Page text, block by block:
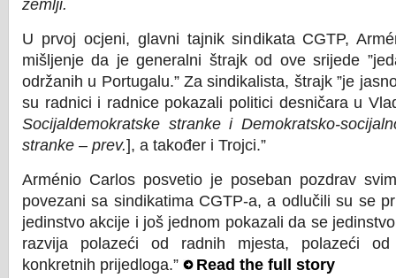
zemlji.
U prvoj ocjeni, glavni tajnik sindikata CGTP,
mišljenje da je generalni štrajk od ove srijede
održanih u Portugalu.” Za sindikalista, štrajk ”je
su radnici i radnice pokazali politici desničara u
Socijaldemokratske stranke i Demokratsko-
stranke – prev.], a također i Trojci.”
Arménio Carlos posvetio je poseban pozdrav
povezani sa sindikatima CGTP-a, a odlučili su se
jedinstvo akcije i još jednom pokazali da se
razvija polazeći od radnih mjesta, polazeći
konkretnih prijedloga.”
Read the full story